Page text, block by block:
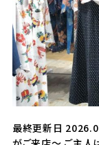
最終更新日